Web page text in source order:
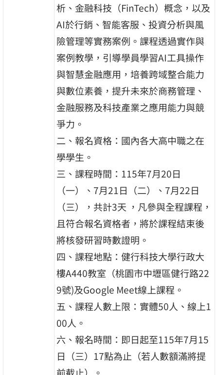
析、金融科技（FinTech）概念，以及
AI於行銷、智能客服、投資分析與風
險管理等實務案例。課程透過實作與
案例教學，引導學員學習AI工具操作
與智慧金融應用，培養跨域整合能力
與數位素養，提升未來於商務管理、
金融服務及科技產業之應用能力與競
爭力。
二、報名資格：國內各大高中職之在
學學生。
三、課程時間：115年7月20日
（一）、7月21日（二）、7月22日
（三），共計3天 ，凡參與全程課程，
且符合報名資格者，將於課程結束後
將核發研習時數證明。
四、課程地點：健行科技大學行政大
樓A440教室（桃園市中壢區健行路22
9號)及Google Meet線上課程。
五、課程人數上限：實體50人、線上1
00人。
六、報名時間：即日起至115年7月15
日（三）17點為止（若人數額滿將提